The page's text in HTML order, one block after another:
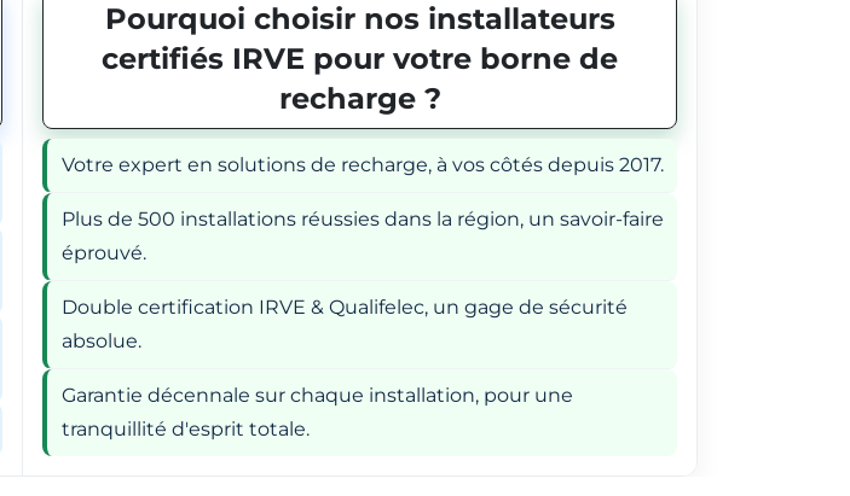
Pourquoi choisir nos installateurs
certifiés IRVE pour votre borne de
recharge ?
Votre expert en solutions de recharge, à vos côtés depuis 2017.
Plus de 500 installations réussies dans la région, un savoir-faire
éprouvé.
Double certification IRVE & Qualifelec, un gage de sécurité
absolue.
Garantie décennale sur chaque installation, pour une
tranquillité d'esprit totale.